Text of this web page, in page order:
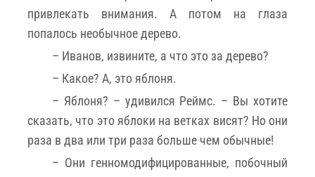
привлекать внимания. А потом на глаза
попалось необычное дерево.
– Иванов, извините, а что это за дерево?
– Какое? А, это яблоня.
– Яблоня? – удивился Реймс. – Вы хотите
сказать, что это яблоки на ветках висят? Но они
раза в два или три раза больше чем обычные!
– Они генномодифицированные, побочный